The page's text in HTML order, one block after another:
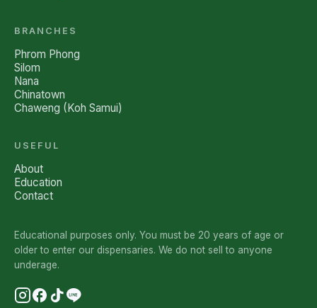
BRANCHES
Phrom Phong
Silom
Nana
Chinatown
Chaweng (Koh Samui)
USEFUL
About
Education
Contact
Educational purposes only. You must be 20 years of age or
older to enter our dispensaries. We do not sell to anyone
underage.